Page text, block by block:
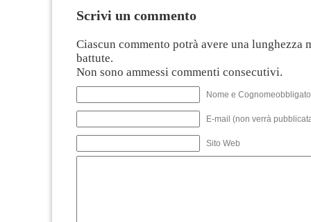
Scrivi un commento
Ciascun commento potrà avere una lunghezza
battute.
Non sono ammessi commenti consecutivi.
Nome e
E-mail (non verrà
Sito Web